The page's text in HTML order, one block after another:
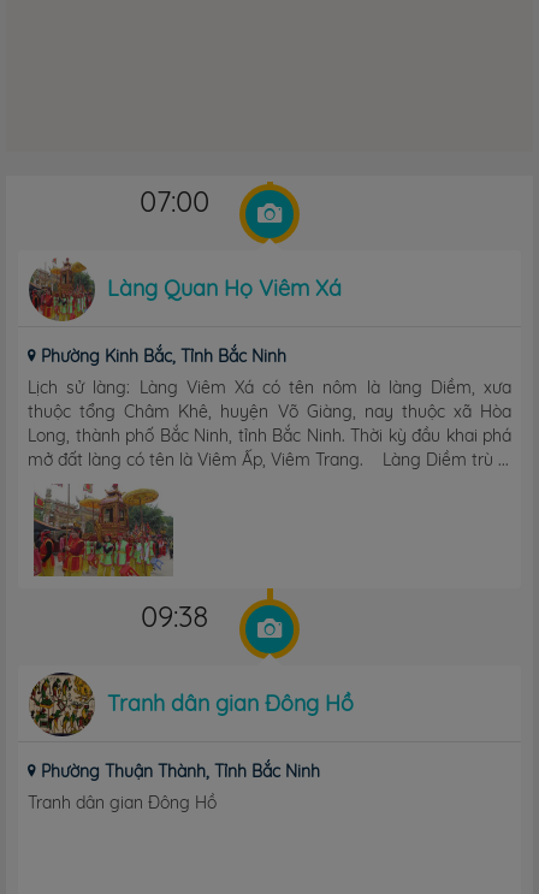
07:00
Làng Quan Họ Viêm Xá
Phường Kinh Bắc, Tỉnh Bắc Ninh
Lịch sử làng: Làng Viêm Xá có tên nôm là làng Diềm, xưa
thuộc tổng Châm Khê, huyện Võ Giàng, nay thuộc xã Hòa
Long, thành phố Bắc Ninh, tỉnh Bắc Ninh. Thời kỳ đầu khai phá
mở đất làng có tên là Viêm Ấp, Viêm Trang. Làng Diềm trù ...
09:38
Tranh dân gian Đông Hồ
Phường Thuận Thành, Tỉnh Bắc Ninh
Tranh dân gian Đông Hồ